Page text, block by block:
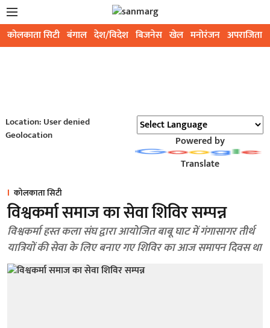
कोलकाता सिटी बंगाल देश/विदेश बिजनेस खेल मनोरंजन अपराजिता
Location: User denied
Geolocation
Powered by
Translate
कोलकाता सिटी
विश्वकर्मा समाज का सेवा शिविर सम्पन्न
विश्वकर्मा हस्त कला संघ द्वारा आयोजित बाबू घाट में गंगासागर तीर्थ
यात्रियों की सेवा के लिए बनाए गए शिविर का आज समापन दिवस था